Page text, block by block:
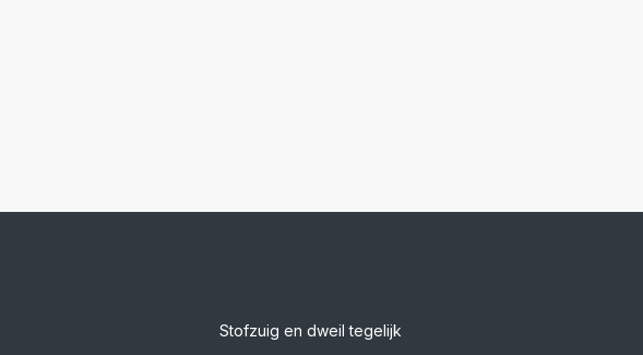
Stofzuig en dweil tegelijk